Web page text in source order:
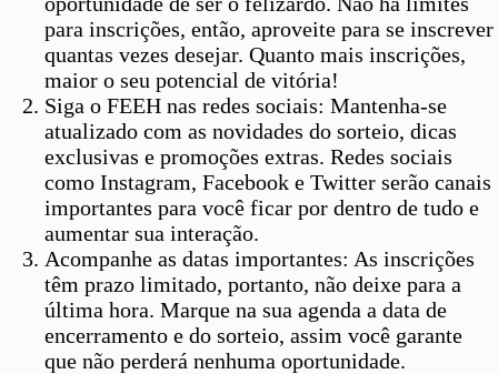
para inscrições, então, aproveite para se inscrever
quantas vezes desejar. Quanto mais inscrições,
maior o seu potencial de vitória!
Siga o FEEH nas redes sociais: Mantenha-se
atualizado com as novidades do sorteio, dicas
exclusivas e promoções extras. Redes sociais
como Instagram, Facebook e Twitter serão canais
importantes para você ficar por dentro de tudo e
aumentar sua interação.
Acompanhe as datas importantes: As inscrições
têm prazo limitado, portanto, não deixe para a
última hora. Marque na sua agenda a data de
encerramento e do sorteio, assim você garante
que não perderá nenhuma oportunidade.